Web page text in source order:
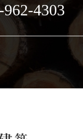
962-4303